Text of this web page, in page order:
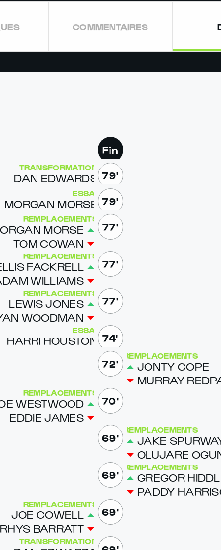
COMMENTAIRES
Fin
79'
TRANSFORMATION
DAN ED­WARDS
79'
ESSAI
MOR­GAN MORSE
77'
REMPLACEMENTS
MORSE
TOM COW­AN
77'
REMPLACEMENTS
FACK­RELL
WILLIAMS
77'
REMPLACEMENTS
LEWIS JONES
WOOD­MAN
74'
ESSAI
HAR­RI HOUS­TON
72'
REMPLACEMENTS
JON­TY COPE
MUR­RAY
70'
REMPLACEMENTS
WEST­WOOD
ED­DIE JAMES
69'
REMPLACEMENTS
JAKE
OLU­JARE
69'
REMPLACEMENTS
GRE­GOR
PAD­DY
69'
REMPLACEMENTS
JOE COW­ELL
RHYS BAR­RATT
TRANSFORMATION